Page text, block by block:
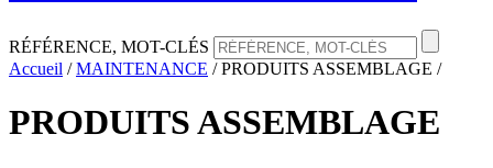
RÉFÉRENCE, MOT-CLÉS
Accueil /MAINTENANCE /PRODUITS ASSEMBLAGE /
PRODUITS ASSEMBLAGE